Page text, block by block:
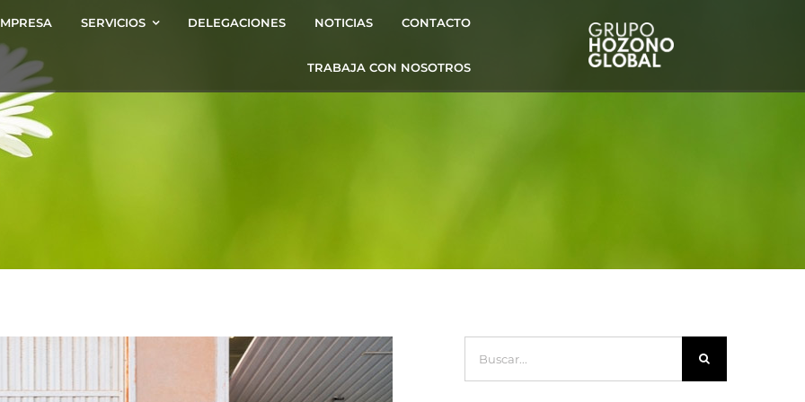
SERVICIOS DELEGACIONES NOTICIAS CONTACTO
TRABAJA CON NOSOTROS